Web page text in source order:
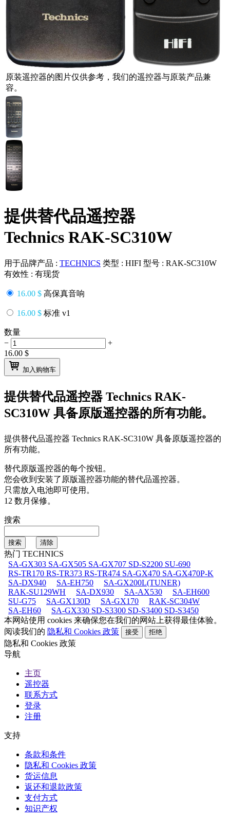
原装遥控器的图片仅供参考，我们的遥控器与原装产品兼
容。
提供替代品遥控器
Technics RAK-SC310W
用于品牌产品 : TECHNICS 类型 : HIFI 型号 : RAK-SC310W
有效性 : 有现货
16.00 $ 高保真音响
16.00 $ 标准 v1
数量
−
+
16.00 $
加入购物车
提供替代品遥控器Technics RAK-
SC310W 具备原版遥控器的所有功能。
提供替代品遥控器 Technics RAK-SC310W 具备原版遥控器的
所有功能。
替代原版遥控器的每个按钮。
您会收到安装了原版遥控器功能的替代品遥控器。
只需放入电池即可使用。
12 数月保修。
搜索
热门 TECHNICS
SA-GX303 SA-GX505 SA-GX707 SD-S2200 SU-690
RS-TR170 RS-TR373 RS-TR474 SA-GX470 SA-GX470P-K
SA-DX940
SA-EH750
SA-GX200L(TUNER)
RAK-SU129WH
SA-DX930 SA-AX530
SA-EH600
SU-G75
SA-GX130D SA-GX170
RAK-SC304W
SA-EH60
SA-GX330 SD-S3300 SD-S3400 SD-S3450
本网站使用 cookies 来确保您在我们的网站上获得最佳体验。
阅读我们的 隐私和 Cookies 政策 接受 拒绝
隐私和 Cookies 政策
导航
主页
遥控器
联系方式
登录
注册
支持
条款和条件
隐私和 Cookies 政策
货运信息
返还和退款政策
支付方式
知识产权